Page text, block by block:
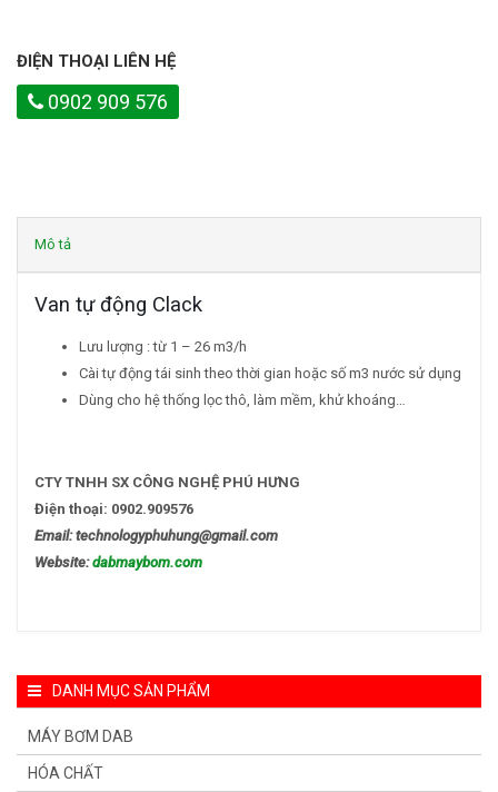
ĐIỆN THOẠI LIÊN HỆ
0902 909 576
Mô tả
Van tự động Clack
Lưu lượng : từ 1 – 26 m3/h
Cài tự động tái sinh theo thời gian hoặc số m3 nước sử dụng
Dùng cho hệ thống lọc thô, làm mềm, khử khoáng…
CTY TNHH SX CÔNG NGHỆ PHÚ HƯNG
Điện thoại: 0902.909576
Email: technologyphuhung@gmail.com
Website:dabmaybom.com
DANH MỤC SẢN PHẨM
MÁY BƠM DAB
HÓA CHẤT